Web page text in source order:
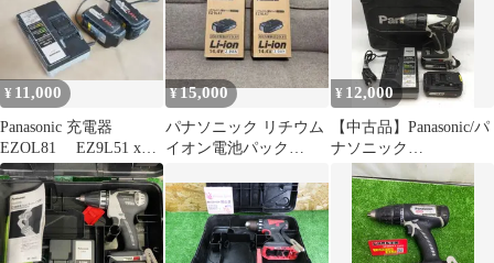
¥ 11,000
Panasonic 充電器
EZOL81 EZ9L51 x2
個付 純正品セット
¥15,000
パナソニック リチウム
イオン電池パック
¥ 12,000
【中古品】Panasonic/パ
ナソニック
EZ7940LS2S-H ☆ 14.4v
充電振動ドリル&ドラ
イバー [IT_FOGH4][岡
岩][M05]